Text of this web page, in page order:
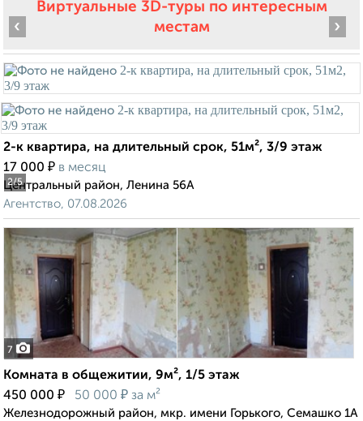
Виртуальные 3D-туры по интересным
местам
2/5
‹ ›
2-к квартира, на длительный срок, 51м², 3/9 этаж
17 000 ₽ в месяц
Центральный район, Ленина 56А
Агентство, 07.08.2026
7
Комната в общежитии, 9м², 1/5 этаж
450 000 ₽ 50 000 ₽ за м²
Железнодорожный район, мкр. имени Горького, Семашко 1А